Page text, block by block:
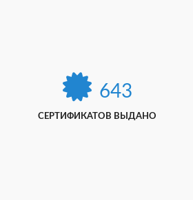
643
СЕРТИФИКАТОВ ВЫДАНО